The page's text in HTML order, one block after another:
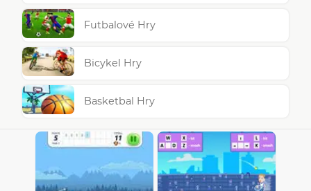
Futbalové Hry
Bicykel Hry
Basketbal Hry